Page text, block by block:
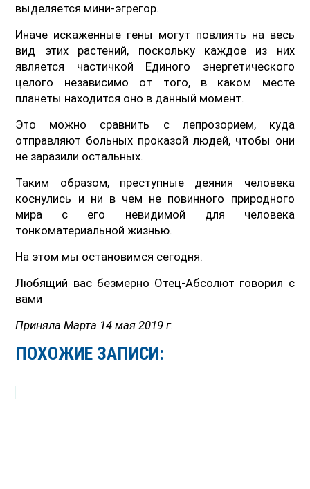
выделяется мини-эгрегор.
Иначе искаженные гены могут повлиять на весь
вид этих растений, поскольку каждое из них
является частичкой Единого энергетического
целого независимо от того, в каком месте
планеты находится оно в данный момент.
Это можно сравнить с лепрозорием, куда
отправляют больных проказой людей, чтобы они
не заразили остальных.
Таким образом, преступные деяния человека
коснулись и ни в чем не повинного природного
мира с его невидимой для человека
тонкоматериальной жизнью.
На этом мы остановимся сегодня.
Любящий вас безмерно Отец-Абсолют говорил с
вами
Приняла Марта 14 мая 2019 г.
ПОХОЖИЕ ЗАПИСИ: